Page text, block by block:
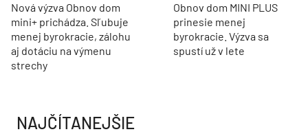
Nová výzva Obnov dom
mini+ prichádza. Sľubuje
menej byrokracie, zálohu
aj dotáciu na výmenu
strechy
Obnov dom MINI PLUS
prinesie menej
byrokracie. Výzva sa
spustí už v lete
NAJČÍTANEJŠIE